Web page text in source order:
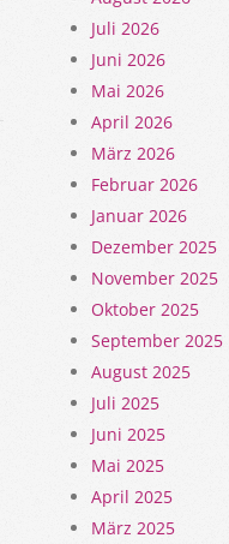
Juli 2026
Juni 2026
Mai 2026
April 2026
März 2026
Februar 2026
Januar 2026
Dezember 2025
November 2025
Oktober 2025
September 2025
August 2025
Juli 2025
Juni 2025
Mai 2025
April 2025
März 2025